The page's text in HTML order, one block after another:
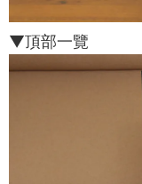
▼頂部一覽